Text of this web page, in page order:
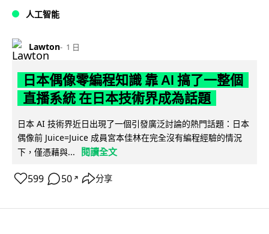
人工智能
Lawton 1 日
日本偶像零編程知識 靠 AI 搞了一整個
直播系統 在日本技術界成為話題
日本 AI 技術界近日出現了一個引發廣泛討論的熱門話題：日本
偶像前 Juice=Juice 成員宮本佳林在完全沒有編程經驗的情況
下，僅憑藉與...
閱讀全文
599 50 ↗ 分享